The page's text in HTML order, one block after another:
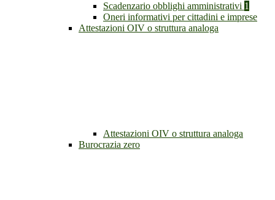
Scadenzario obblighi amministrativi 1
Oneri informativi per cittadini e imprese
Attestazioni OIV o struttura analoga
Attestazioni OIV o struttura analoga
Burocrazia zero